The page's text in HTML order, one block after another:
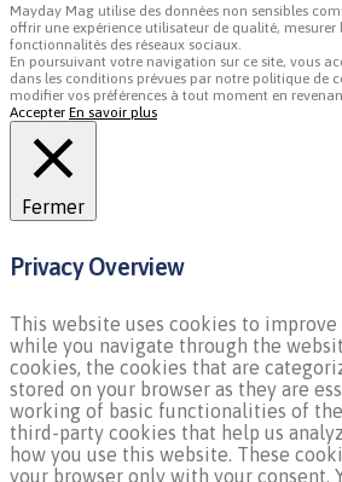
Mayday Mag utilise des données non sensibles
offrir une expérience utilisateur de qualité, mesurer
fonctionnalités des réseaux sociaux.
En poursuivant votre navigation sur ce site, vous
dans les conditions prévues par notre politique de
modifier vos préférences à tout moment en
Accepter En savoir plus
Fermer
Privacy Overview
This website uses cookies to
while you navigate through the
cookies, the cookies that are
stored on your browser as they are
working of basic functionalities of the
third-party cookies that help us
how you use this website. These
your browser only with your consent.